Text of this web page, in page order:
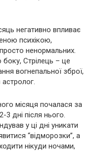
негативно впливає
психікою,
ненормальних.
боку, Стрілець – це
вогнепальної зброї,
місяця почалася за
дні після нього.
у ці дні уникати
“вiдморозки”, а
нікуди ночами,